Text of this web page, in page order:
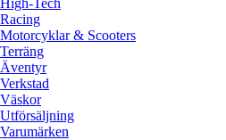
Racing
Motorcyklar & Scooters
Terräng
Äventyr
Verkstad
Väskor
Utförsäljning
Varumärken